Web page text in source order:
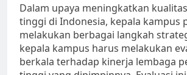
Dalam upaya meningkatkan
tinggi di Indonesia, kepala kampus
melakukan berbagai langkah
kepala kampus harus melakukan
berkala terhadap kinerja lembaga